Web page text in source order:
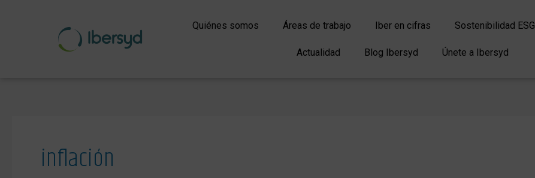
Quiénes somos Áreas de trabajo Iber en cifras Sostenibilidad ESG
Actualidad Blog Ibersyd Únete a Ibersyd
inflación